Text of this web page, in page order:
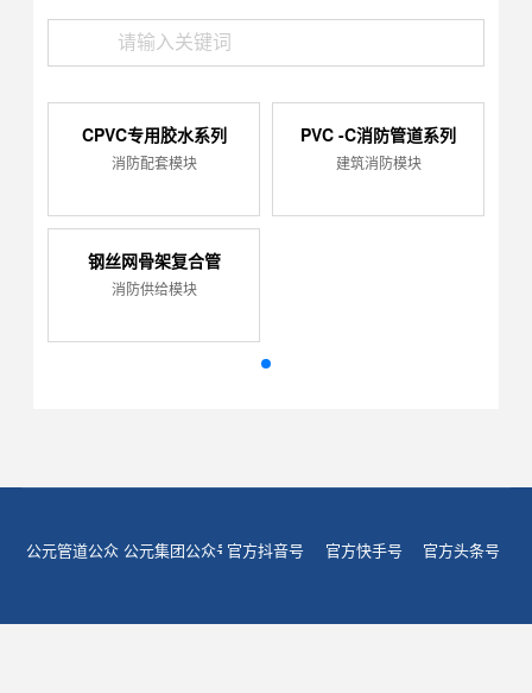
地址 :
浙江省台州市黄岩经济开发区埭西路2号
CPVC专用胶水系列
消防配套模块
钢丝网骨架复合管
消防供给模块
PVC -C消防管道系列
建筑消防模块
公元管道公众号公元集团公众号官方抖音号 官方快手号 官方头条号